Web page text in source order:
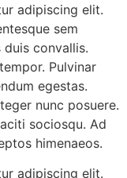
adipiscing elit.
sem
convallis.
Pulvinar
egestas.
nunc posuere.
sociosqu. Ad
himenaeos.
adipiscing elit.